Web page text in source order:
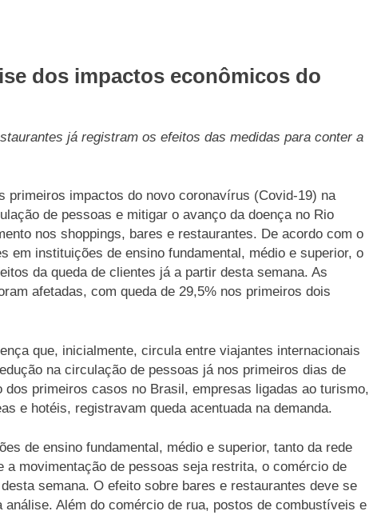
dos impactos econômicos do
já registram os efeitos das medidas para conter a
primeiros impactos do novo coronavírus (Covid-19) na
de pessoas e mitigar o avanço da doença no Rio
nos shoppings, bares e restaurantes. De acordo com o
em instituições de ensino fundamental, médio e superior, o
da queda de clientes já a partir desta semana. As
afetadas, com queda de 29,5% nos primeiros dois
que, inicialmente, circula entre viajantes internacionais
na circulação de pessoas já nos primeiros dias de
primeiros casos no Brasil, empresas ligadas ao turismo,
e hotéis, registravam queda acentuada na demanda.
de ensino fundamental, médio e superior, tanto da rede
a movimentação de pessoas seja restrita, o comércio de
semana. O efeito sobre bares e restaurantes deve se
Além do comércio de rua, postos de combustíveis e